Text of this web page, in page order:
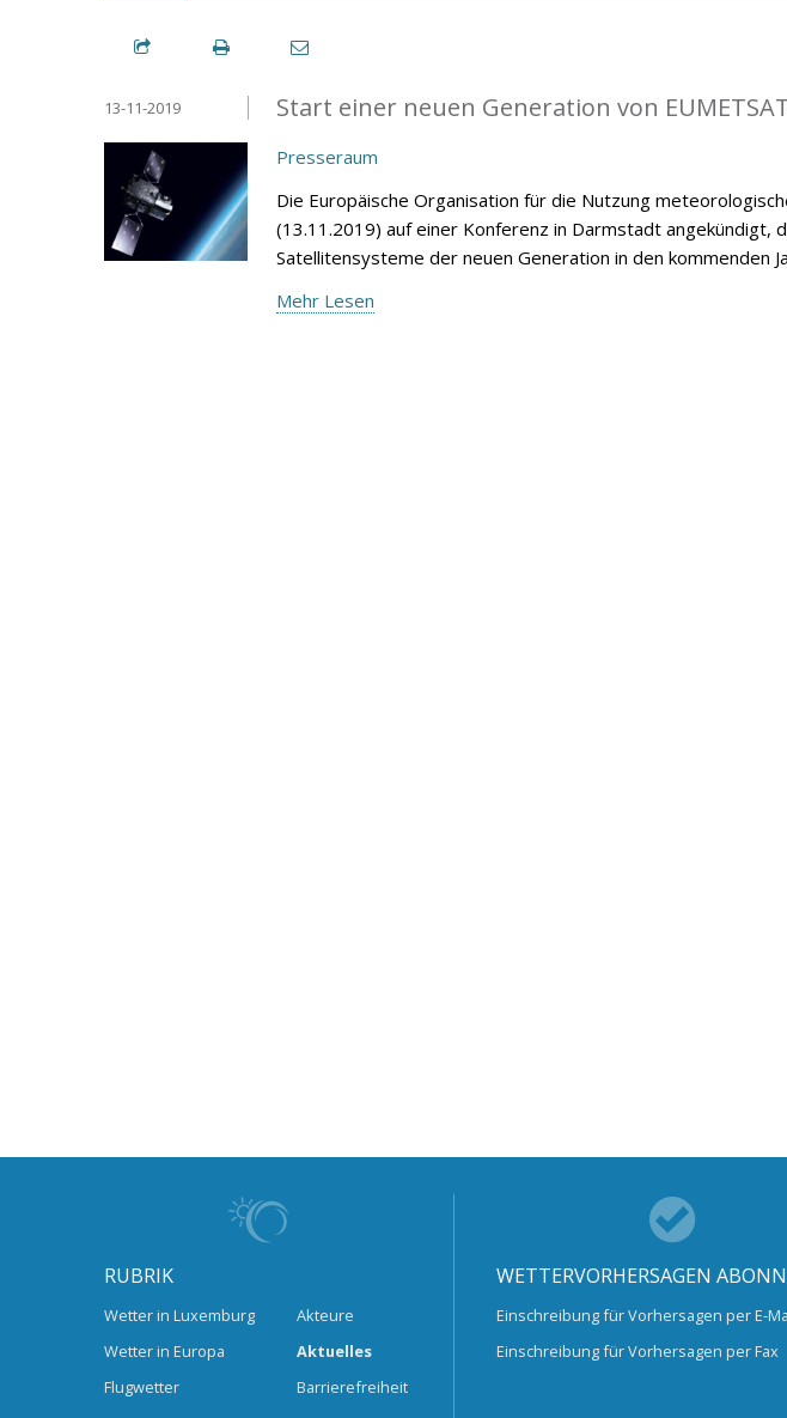
Start einer neuen Generation von
13-11-2019
Presseraum
Die Europäische Organisation für die Nutzung
(13.11.2019) auf einer Konferenz in Darmstadt angekündigt,
Satellitensysteme der neuen Generation in den kommenden
Mehr Lesen
RUBRIK
Wetter in Luxemburg
Wetter in Europa
Flugwetter
Akteure
Aktuelles
Barrierefreiheit
WETTERVORHERSAGEN
Einschreibung für Vorhersagen per E-
Einschreibung für Vorhersagen per Fax